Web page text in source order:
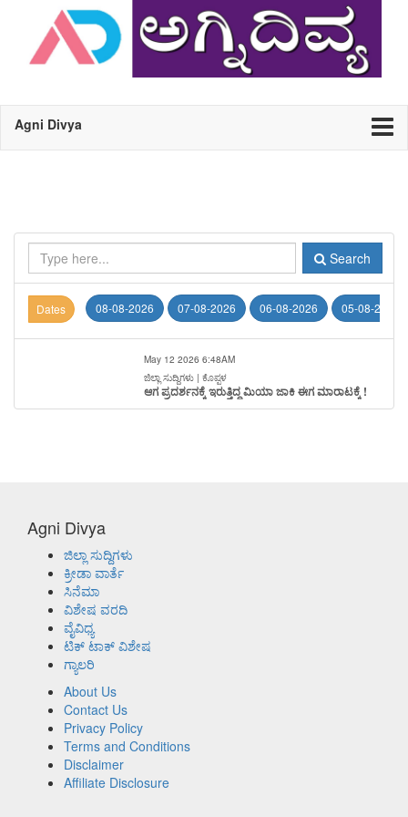
Agni Divya
Search
Dates 08-08-2026 07-08-2026 06-08-2026 05-08-2026
May 12 2026 6:48AM
ಜಿಲ್ಲಾ ಸುದ್ದಿಗಳು | ಕೊಪ್ಪಳ
ಆಗ ಪ್ರದರ್ಶನಕ್ಕೆ ಇರುತ್ತಿದ್ದ ಮಿಯಾ ಜಾಕಿ ಈಗ ಮಾರಾಟಕ್ಕೆ !
Agni Divya
ಜಿಲ್ಲಾ ಸುದ್ದಿಗಳು
ಕ್ರೀಡಾ ವಾರ್ತೆ
ಸಿನೆಮಾ
ವಿಶೇಷ ವರದಿ
ವೈವಿಧ್ಯ
ಟಿಕ್ ಟಾಕ್ ವಿಶೇಷ
ಗ್ಯಾಲರಿ
About Us
Contact Us
Privacy Policy
Terms and Conditions
Disclaimer
Affiliate Disclosure